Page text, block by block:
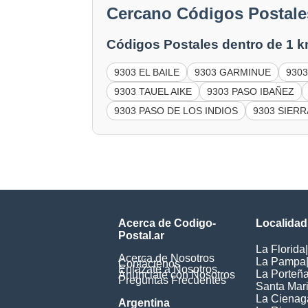
Cercano Códigos
Códigos Postales dentro de 1
9303 EL BAILE 9303 GARMINUE
9303 TAUEL AIKE
9303 PASO IBAÑEZ
9303 PASO DE LOS INDIOS
9303
Acerca de Codigo-
Postal.ar
Acerca de Nosotros
Contáctenos
Enlázate a Nosotros
Anúnciate con Nosotros
Preguntas Frecuentes
Argentina
La Florida
La Pampa
La
Santa
La